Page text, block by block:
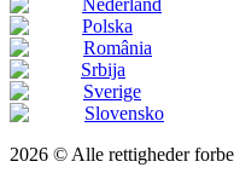
Polska
România
Srbija
Sverige
Slovensko
2026 © Alle rettigheder